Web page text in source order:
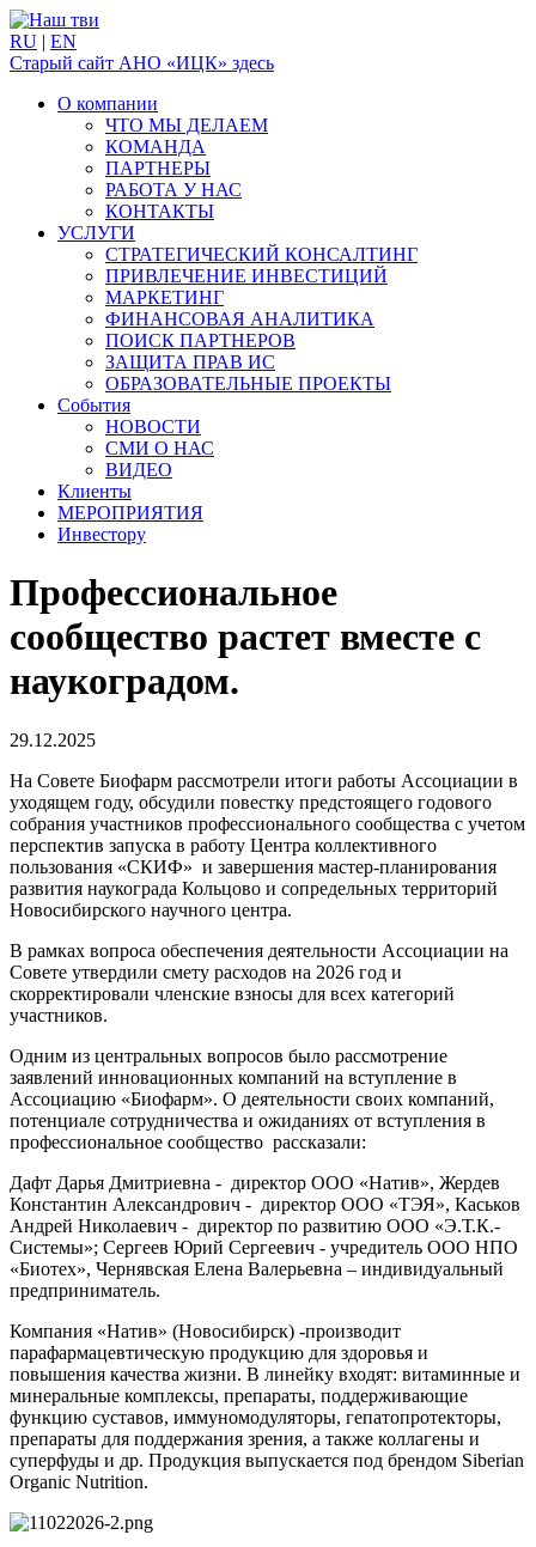
RU | EN
Старый сайт АНО «ИЦК» здесь
О компании
ЧТО МЫ ДЕЛАЕМ
КОМАНДА
ПАРТНЕРЫ
РАБОТА У НАС
КОНТАКТЫ
УСЛУГИ
СТРАТЕГИЧЕСКИЙ КОНСАЛТИНГ
ПРИВЛЕЧЕНИЕ ИНВЕСТИЦИЙ
МАРКЕТИНГ
ФИНАНСОВАЯ АНАЛИТИКА
ПОИСК ПАРТНЕРОВ
ЗАЩИТА ПРАВ ИС
ОБРАЗОВАТЕЛЬНЫЕ ПРОЕКТЫ
События
НОВОСТИ
СМИ О НАС
ВИДЕО
Клиенты
МЕРОПРИЯТИЯ
Инвестору
Профессиональное
сообщество растет вместе с
наукоградом.
29.12.2025
На Совете Биофарм рассмотрели итоги работы Ассоциации в
уходящем году, обсудили повестку предстоящего годового
собрания участников профессионального сообщества с учетом
перспектив запуска в работу Центра коллективного
пользования «СКИФ» и завершения мастер-планирования
развития наукограда Кольцово и сопредельных территорий
Новосибирского научного центра.
В рамках вопроса обеспечения деятельности Ассоциации на
Совете утвердили смету расходов на 2026 год и
скорректировали членские взносы для всех категорий
участников.
Одним из центральных вопросов было рассмотрение
заявлений инновационных компаний на вступление в
Ассоциацию «Биофарм». О деятельности своих компаний,
потенциале сотрудничества и ожиданиях от вступления в
профессиональное сообщество рассказали:
Дафт Дарья Дмитриевна - директор ООО «Натив», Жердев
Константин Александрович - директор ООО «ТЭЯ», Каськов
Андрей Николаевич - директор по развитию ООО «Э.Т.К.-
Системы»; Сергеев Юрий Сергеевич - учредитель ООО НПО
«Биотех», Чернявская Елена Валерьевна – индивидуальный
предприниматель.
Компания «Натив» (Новосибирск) -производит
парафармацевтическую продукцию для здоровья и
повышения качества жизни. В линейку входят: витаминные и
минеральные комплексы, препараты, поддерживающие
функцию суставов, иммуномодуляторы, гепатопротекторы,
препараты для поддержания зрения, а также коллагены и
суперфуды и др. Продукция выпускается под брендом Siberian
Organic Nutrition.